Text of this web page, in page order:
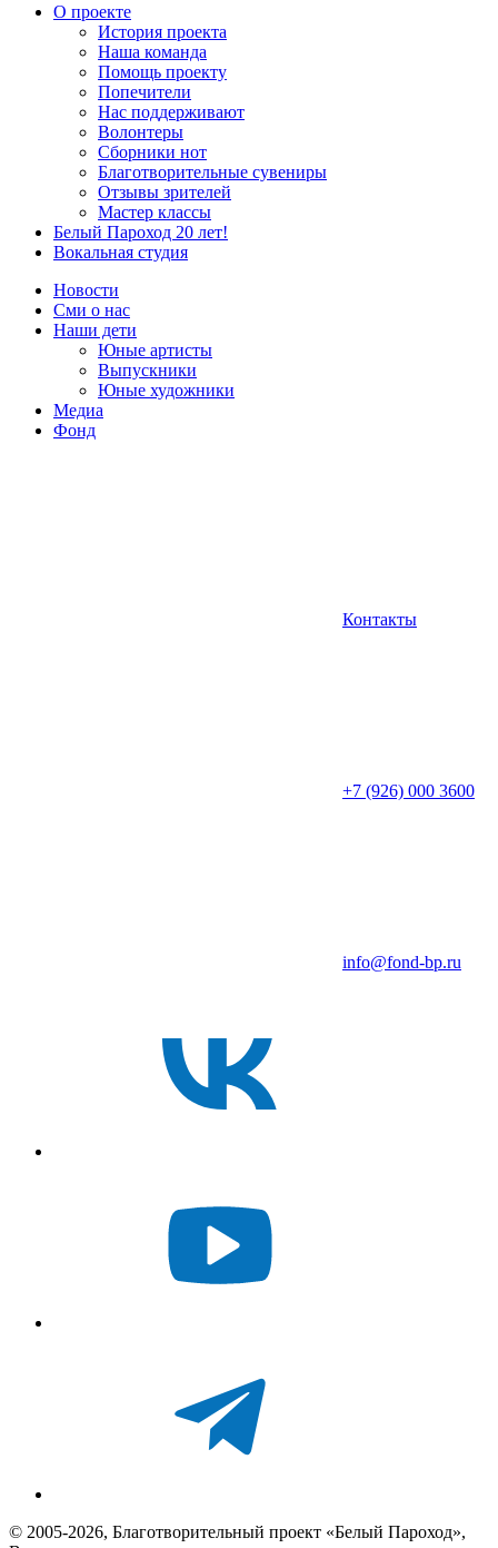
О проекте
История проекта
Наша команда
Помощь проекту
Попечители
Нас поддерживают
Волонтеры
Сборники нот
Благотворительные сувениры
Отзывы зрителей
Мастер классы
Белый Пароход 20 лет!
Вокальная студия
Новости
Сми о нас
Наши дети
Юные артисты
Выпускники
Юные художники
Медиа
Фонд
Контакты
+7 (926) 000 3600
info@fond-bp.ru
© 2005-2026, Благотворительный проект «Белый Пароход»,